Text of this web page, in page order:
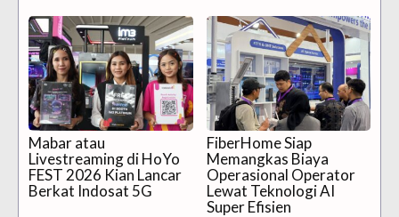
Mabar atau
Livestreaming di HoYo
FEST 2026 Kian Lancar
Berkat Indosat 5G
FiberHome Siap
Memangkas Biaya
Operasional Operator
Lewat Teknologi AI
Super Efisien